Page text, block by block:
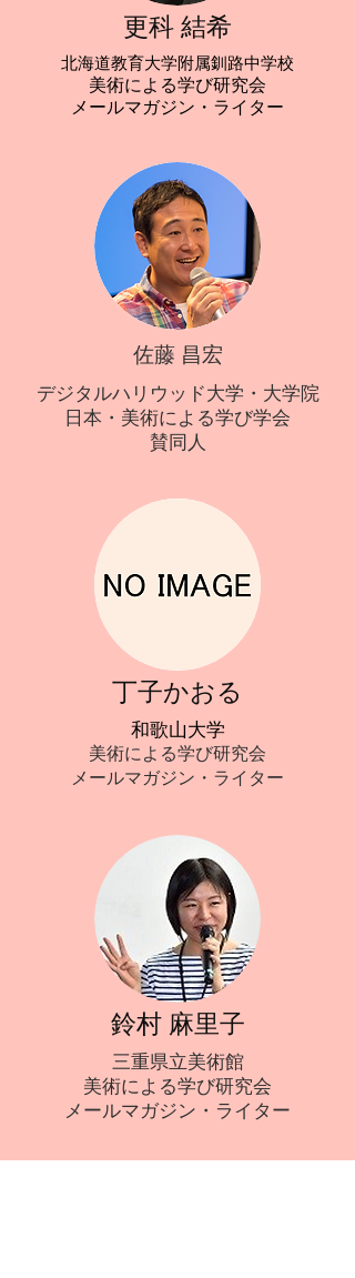
更科 結希
北海道教育大学附属釧路中学校
美術による学び研究会
メールマガジン・ライター
佐藤 昌宏
デジタルハリウッド大学・大学院
日本・美術による学び学会
​賛同人
丁子かおる
和歌山大学
美術による学び研究会
メールマガジン・ライター
鈴村 麻里子
三重県立美術館
美術による学び研究会
​メールマガジン・ライター